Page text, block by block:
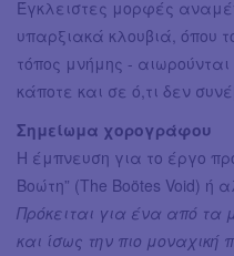
Έγκλειστες μορφές
υπαρξιακά κλουβιά, όπου
τόπος μνήμης -
κάποτε και σε ό,τι δεν
Σημείωμα χορογράφου
Η έμπνευση για το έργο
Βοώτη” (The Boötes Void)
Πρόκειται για ένα από
και ίσως την πιο μοναχική